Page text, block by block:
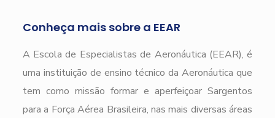
Conheça mais sobre a EEAR
A Escola de Especialistas de Aeronáutica (EEAR), é
uma instituição de ensino técnico da Aeronáutica que
tem como missão formar e aperfeiçoar Sargentos
para a Força Aérea Brasileira, nas mais diversas áreas